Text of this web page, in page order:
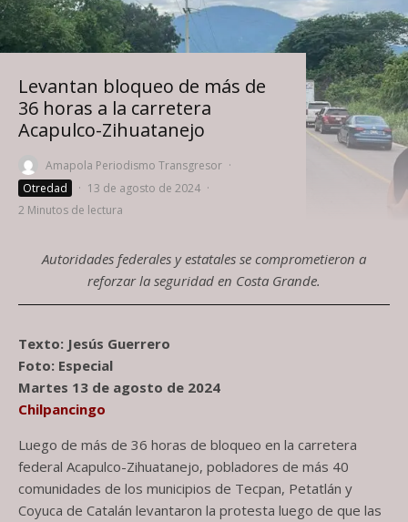
Levantan bloqueo de más de
36 horas a la carretera
Acapulco-Zihuatanejo
Amapola Periodismo Transgresor ·
Otredad
· 13 de agosto de 2024 ·
2 Minutos de lectura
Autoridades federales y estatales se comprometieron a
reforzar la seguridad en Costa Grande.
Texto: Jesús Guerrero
Foto: Especial
Martes 13 de agosto de 2024
Chilpancingo
Luego de más de 36 horas de bloqueo en la carretera
federal Acapulco-Zihuatanejo, pobladores de más 40
comunidades de los municipios de Tecpan, Petatlán y
Coyuca de Catalán levantaron la protesta luego de que las